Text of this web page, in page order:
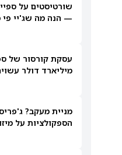
שורטיסטים על
— הנה מה שג'יי פי
מיליארד דולר
מניית מעקב?